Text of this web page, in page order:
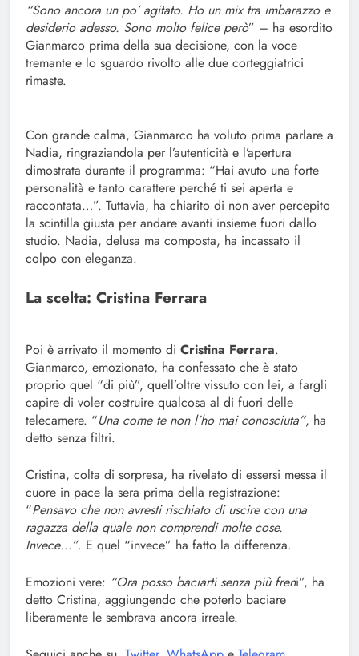
“Sono ancora un po’ agitato. Ho un mix tra imbarazzo e
desiderio adesso. Sono molto felice però” – ha esordito
Gianmarco prima della sua decisione, con la voce
tremante e lo sguardo rivolto alle due corteggiatrici
rimaste.
Con grande calma, Gianmarco ha voluto prima parlare a
Nadia, ringraziandola per l’autenticità e l’apertura
dimostrata durante il programma: “Hai avuto una forte
personalità e tanto carattere perché ti sei aperta e
raccontata…”. Tuttavia, ha chiarito di non aver percepito
la scintilla giusta per andare avanti insieme fuori dallo
studio. Nadia, delusa ma composta, ha incassato il
colpo con eleganza.
La scelta: Cristina Ferrara
Poi è arrivato il momento di Cristina Ferrara.
Gianmarco, emozionato, ha confessato che è stato
proprio quel “di più”, quell’oltre vissuto con lei, a fargli
capire di voler costruire qualcosa al di fuori delle
telecamere. “Una come te non l’ho mai conosciuta”, ha
detto senza filtri.
Cristina, colta di sorpresa, ha rivelato di essersi messa il
cuore in pace la sera prima della registrazione:
“Pensavo che non avresti rischiato di uscire con una
ragazza della quale non comprendi molte cose.
Invece…”. E quel “invece” ha fatto la differenza.
Emozioni vere: “Ora posso baciarti senza più freni”, ha
detto Cristina, aggiungendo che poterlo baciare
liberamente le sembrava ancora irreale.